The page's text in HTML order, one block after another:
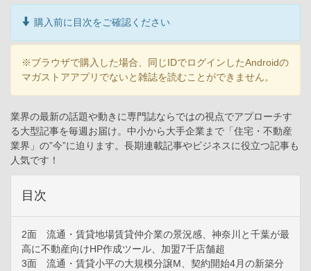
購入前に目次をご確認ください
※ブラウザで購入した場合、同じIDでログインしたAndroidの
マガストアアプリでないと雑誌を読むことができません。
業界の最新の話題や動きに専門誌ならではの視点でアプローチす
る大型記事を毎週お届け。中小から大手企業まで「住宅・不動産
業界」の”今”に迫ります。長期連載記事やビジネスに役立つ記事も
人気です！
目次
2面 流通・賃貸地場賃貸仲介業の景況感、神奈川と千葉が最
高に不動産向けHP作成ツール、加盟7千店舗超
3面 流通・賃貸小平の大規模分譲M、契約開始4月の新築分